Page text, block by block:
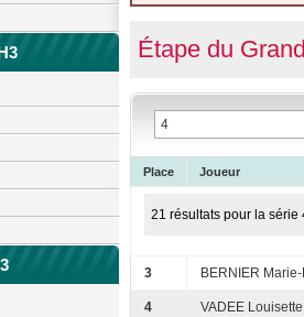
Étape du
Place Joueur
21 résultats pour la série
3 BERNIER
4 VADEE Louisette